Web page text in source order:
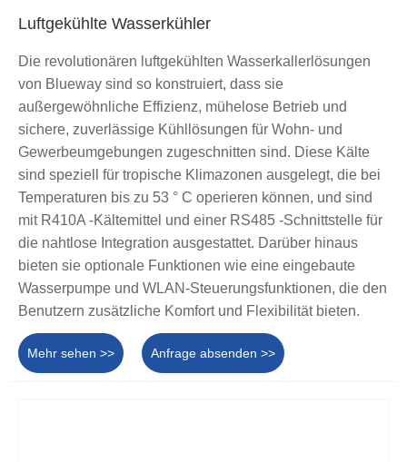
Luftgekühlte Wasserkühler
Die revolutionären luftgekühlten Wasserkallerlösungen
von Blueway sind so konstruiert, dass sie
außergewöhnliche Effizienz, mühelose Betrieb und
sichere, zuverlässige Kühllösungen für Wohn- und
Gewerbeumgebungen zugeschnitten sind. Diese Kälte
sind speziell für tropische Klimazonen ausgelegt, die bei
Temperaturen bis zu 53 ° C operieren können, und sind
mit R410A -Kältemittel und einer RS485 -Schnittstelle für
die nahtlose Integration ausgestattet. Darüber hinaus
bieten sie optionale Funktionen wie eine eingebaute
Wasserpumpe und WLAN-Steuerungsfunktionen, die den
Benutzern zusätzliche Komfort und Flexibilität bieten.
Mehr sehen >> Anfrage absenden >>